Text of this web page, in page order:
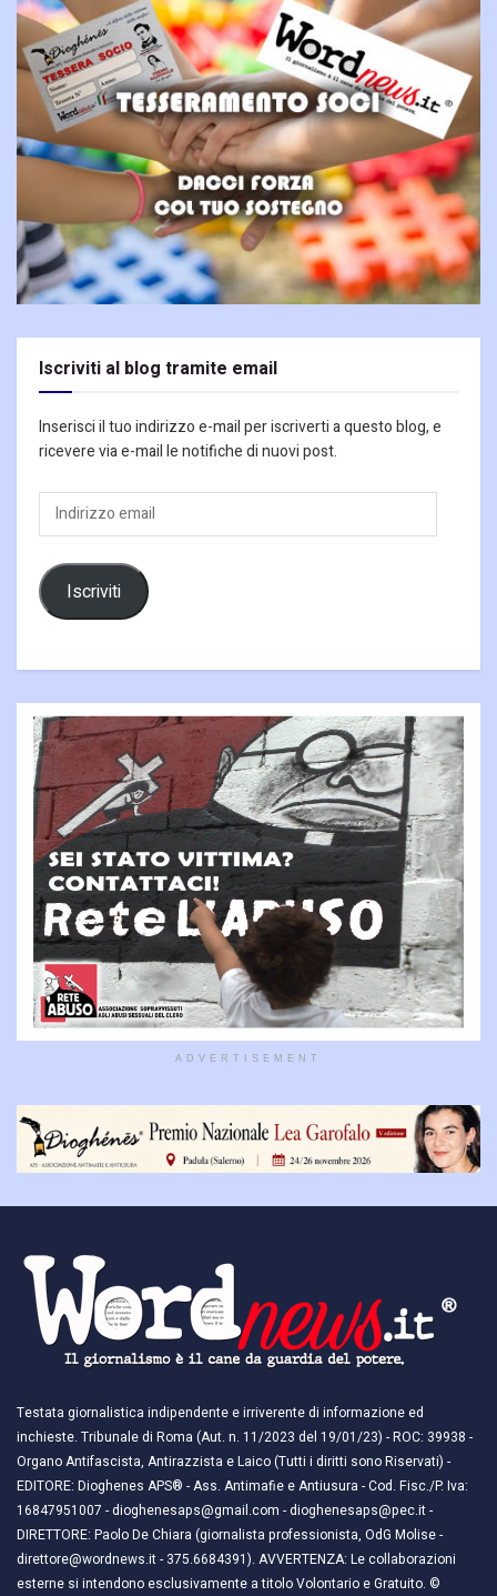
Iscriviti al blog tramite email
Inserisci il tuo indirizzo e-mail per iscriverti a questo blog, e
ricevere via e-mail le notifiche di nuovi post.
Indirizzo
email
Iscriviti
ADVERTISEMENT
Testata giornalistica indipendente e irriverente di informazione ed
inchieste. Tribunale di Roma (Aut. n. 11/2023 del 19/01/23) - ROC: 39938 -
Organo Antifascista, Antirazzista e Laico (Tutti i diritti sono Riservati) -
EDITORE: Dioghenes APS® - Ass. Antimafie e Antiusura - Cod. Fisc./P. Iva:
16847951007 - dioghenesaps@gmail.com - dioghenesaps@pec.it - ​​
DIRETTORE: Paolo De Chiara (giornalista professionista, OdG Molise -
direttore@wordnews.it - ​​375.6684391). AVVERTENZA: Le collaborazioni
esterne si intendono esclusivamente a titolo Volontario e Gratuito. ©